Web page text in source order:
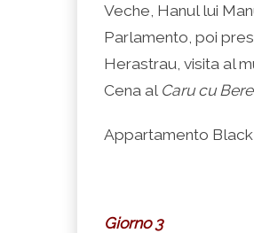
Veche, Hanul lui
Parlamento, poi
Herastrau, visita al
Cena al Caru cu Bere
Appartamento
Giorno 3